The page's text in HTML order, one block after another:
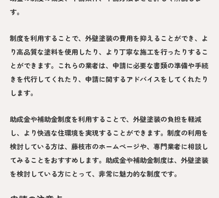
す。
制度を利用することで、外壁塗装の費用を抑えることができ、よ
り高品質な塗料を使用したり、より丁寧な施工を行ったりするこ
とができます。これらの業者は、申請に必要な書類の準備や手続
きを代行してくれたり、申請に関するアドバイスをしてくれたり
します。
助成金や補助金制度を利用することで、外壁塗装の負担を軽減
し、より快適な住環境を実現することができます。制度の利用を
検討している方は、藤枝市のホームページや、専門業者に相談し
てみることをおすすめします。助成金や補助金制度は、外壁塗装
を検討している方にとって、非常に魅力的な制度です。